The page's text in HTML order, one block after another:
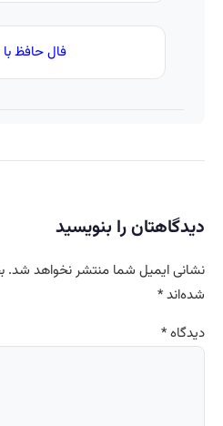
فال حافظ با
دیدگاهتان را بنویسید
نشانی ایمیل شما منتشر نخواهد شد.
شده‌اند*
دیدگاه*